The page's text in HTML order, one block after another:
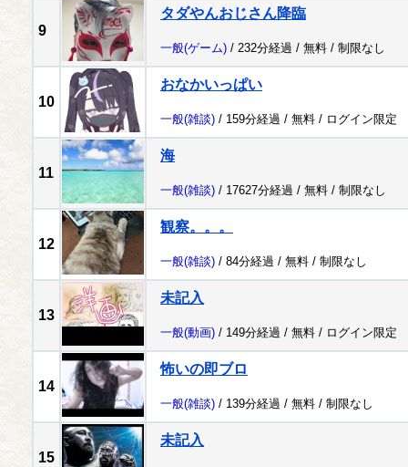
9
タダやんおじさん降臨
一般(ゲーム) / 232分経過 / 無料 / 制限なし
10
おなかいっぱい
一般(雑談) / 159分経過 / 無料 / ログイン限定
11
海
一般(雑談) / 17627分経過 / 無料 / 制限なし
12
観察。。。
一般(雑談) / 84分経過 / 無料 / 制限なし
13
未記入
一般(動画) / 149分経過 / 無料 / ログイン限定
14
怖いの即ブロ
一般(雑談) / 139分経過 / 無料 / 制限なし
15
未記入